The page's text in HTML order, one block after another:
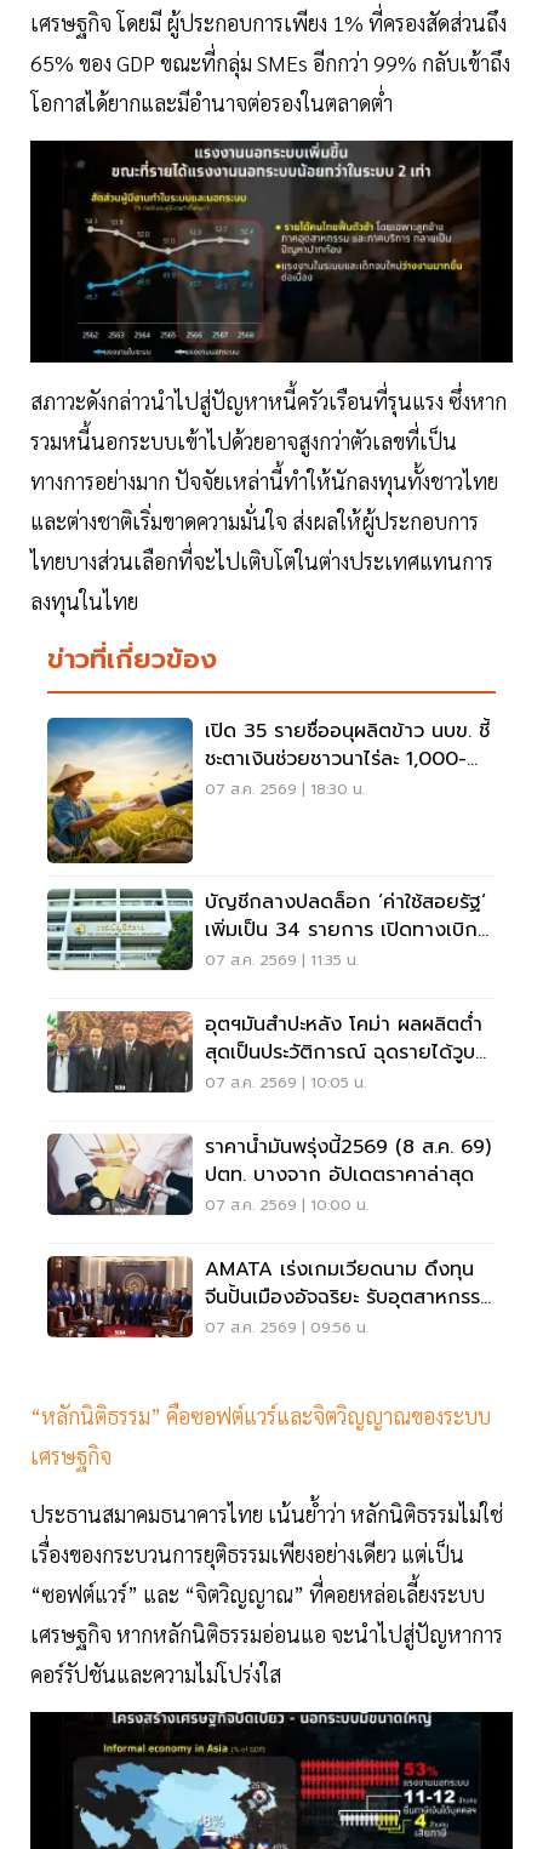
เศรษฐกิจ โดยมี ผู้ประกอบการเพียง 1% ที่ครองสัดส่วนถึง
65% ของ GDP ขณะที่กลุ่ม SMEs อีกกว่า 99% กลับเข้าถึง
โอกาสได้ยากและมีอำนาจต่อรองในตลาดต่ำ
สภาวะดังกล่าวนำไปสู่ปัญหาหนี้ครัวเรือนที่รุนแรง ซึ่งหาก
รวมหนี้นอกระบบเข้าไปด้วยอาจสูงกว่าตัวเลขที่เป็น
ทางการอย่างมาก ปัจจัยเหล่านี้ทำให้นักลงทุนทั้งชาวไทย
และต่างชาติเริ่มขาดความมั่นใจ ส่งผลให้ผู้ประกอบการ
ไทยบางส่วนเลือกที่จะไปเติบโตในต่างประเทศแทนการ
ลงทุนในไทย
ข่าวที่เกี่ยวข้อง
เปิด 35 รายชื่ออนุผลิตข้าว นบข. ชี้
ชะตาเงินช่วยชาวนาไร่ละ 1,000-
2,000
07 ส.ค. 2569 | 18:30 น.
บัญชีกลางปลดล็อก ‘ค่าใช้สอยรัฐ‘
เพิ่มเป็น 34 รายการ เปิดทางเบิก
ค่าซอฟต์แวร์
07 ส.ค. 2569 | 11:35 น.
อุตฯมันสำปะหลัง โคม่า ผลผลิตต่ำ
สุดเป็นประวัติการณ์ ฉุดรายได้วูบ
กว่า 8.5 หมื่นล้าน
07 ส.ค. 2569 | 10:05 น.
ราคาน้ำมันพรุ่งนี้2569 (8 ส.ค. 69)
ปตท. บางจาก อัปเดตราคาล่าสุด
07 ส.ค. 2569 | 10:00 น.
AMATA เร่งเกมเวียดนาม ดึงทุน
จีนปั้นเมืองอัจฉริยะ รับอุตสาหกรรม
ไฮเทค
07 ส.ค. 2569 | 09:56 น.
“หลักนิติธรรม” คือซอฟต์แวร์และจิตวิญญาณของระบบ
เศรษฐกิจ
ประธานสมาคมธนาคารไทย เน้นย้ำว่า หลักนิติธรรมไม่ใช่
เรื่องของกระบวนการยุติธรรมเพียงอย่างเดียว แต่เป็น
“ซอฟต์แวร์” และ “จิตวิญญาณ” ที่คอยหล่อเลี้ยงระบบ
เศรษฐกิจ หากหลักนิติธรรมอ่อนแอ จะนำไปสู่ปัญหาการ
คอร์รัปชันและความไม่โปร่งใส